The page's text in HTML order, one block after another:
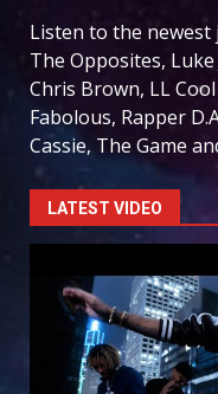
Listen to the newest
The Opposites, Luke
Chris Brown, LL
Fabolous, Rapper
Cassie, The Game
LATEST VIDEO